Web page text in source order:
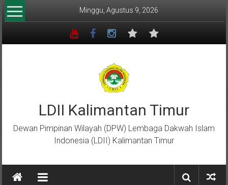
Lompat
ke
Minggu, Agustus 9, 2026
LDII Kalimantan Timur
Dewan Pimpinan Wilayah (DPW) Lembaga Dakwah Islam
Indonesia (LDII) Kalimantan Timur